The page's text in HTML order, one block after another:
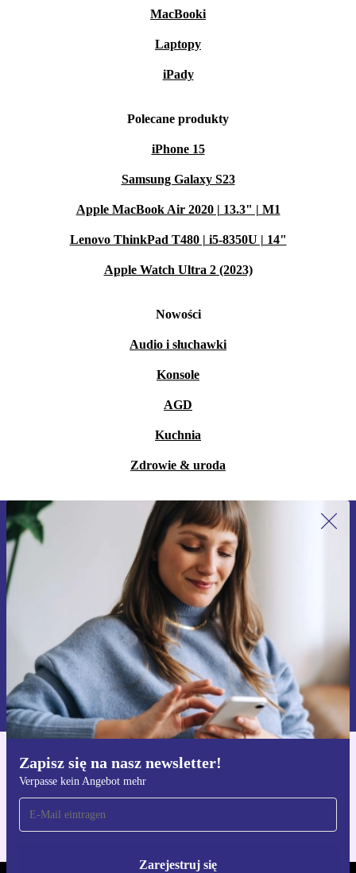
MacBooki
Laptopy
iPady
Polecane produkty
iPhone 15
Samsung Galaxy S23
Apple MacBook Air 2020 | 13.3" | M1
Lenovo ThinkPad T480 | i5-8350U | 14"
Apple Watch Ultra 2 (2023)
Nowości
Audio i słuchawki
Konsole
AGD
Kuchnia
Zdrowie & uroda
Zapisz się na nasz newsletter!
Verpasse kein Angebot mehr
Zarejestruj się
Zapisz się na nasz newsletter!
Nie przegap żadnej oferty.
Zarejestruj się
Informacje na temat używania danych osobowych znajdują się w
naszej
Polityce prywatności
Pobierz aplikację refurbed
Dla iOS i Android